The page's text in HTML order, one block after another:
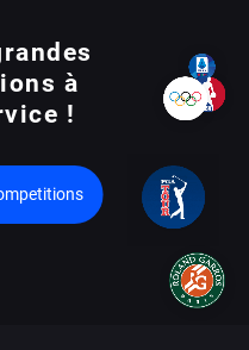
à
!